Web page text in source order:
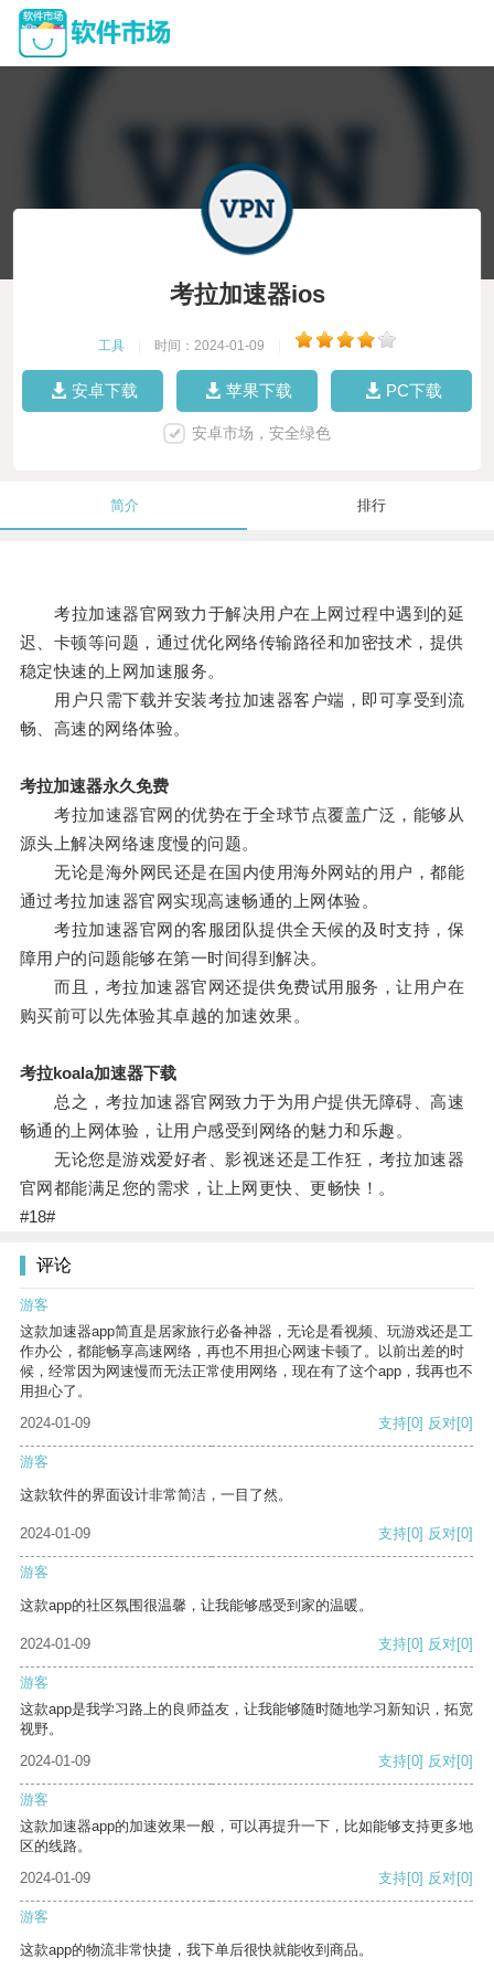
考拉加速器ios
工具 时间：2024-01-09
安卓下载 苹果下载 PC下载
安卓市场，安全绿色
简介 排行
考拉加速器官网致力于解决用户在上网过程中遇到的延
迟、卡顿等问题，通过优化网络传输路径和加密技术，提供
稳定快速的上网加速服务。
用户只需下载并安装考拉加速器客户端，即可享受到流
畅、高速的网络体验。
考拉加速器永久免费
考拉加速器官网的优势在于全球节点覆盖广泛，能够从
源头上解决网络速度慢的问题。
无论是海外网民还是在国内使用海外网站的用户，都能
通过考拉加速器官网实现高速畅通的上网体验。
考拉加速器官网的客服团队提供全天候的及时支持，保
障用户的问题能够在第一时间得到解决。
而且，考拉加速器官网还提供免费试用服务，让用户在
购买前可以先体验其卓越的加速效果。
考拉koala加速器下载
总之，考拉加速器官网致力于为用户提供无障碍、高速
畅通的上网体验，让用户感受到网络的魅力和乐趣。
无论您是游戏爱好者、影视迷还是工作狂，考拉加速器
官网都能满足您的需求，让上网更快、更畅快！。
#18#
评论
游客
这款加速器app简直是居家旅行必备神器，无论是看视频、玩游戏还是工
作办公，都能畅享高速网络，再也不用担心网速卡顿了。以前出差的时
候，经常因为网速慢而无法正常使用网络，现在有了这个app，我再也不
用担心了。
2024-01-09
支持[0] 反对[0]
游客
这款软件的界面设计非常简洁，一目了然。
2024-01-09 支持[0] 反对[0]
游客
这款app的社区氛围很温馨，让我能够感受到家的温暖。
2024-01-09 支持[0] 反对[0]
游客
这款app是我学习路上的良师益友，让我能够随时随地学习新知识，拓宽
视野。
2024-01-09
支持[0] 反对[0]
游客
这款加速器app的加速效果一般，可以再提升一下，比如能够支持更多地
区的线路。
2024-01-09
支持[0] 反对[0]
游客
这款app的物流非常快捷，我下单后很快就能收到商品。